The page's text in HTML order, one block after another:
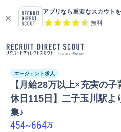
アプリなら重要なスカウト
無料
エージェント求人
【月給28万以上×充実の
休日115日】二子玉川駅よ
集♪
454~664万